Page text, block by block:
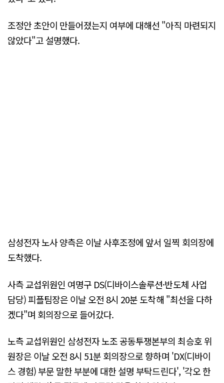
조정안 초안이 만들어졌는지 여부에 대해선 "아직 마련되지
않았다"고 설명했다.
삼성전자 노사 양측은 이날 사후조정에 앞서 일찍 회의장에
도착했다.
사측 교섭위원인 여명구 DS(디바이스솔루션·반도체 사업
담당) 피플팀장은 이날 오전 8시 20분 도착해 "최선을 다하
겠다"며 회의장으로 들어갔다.
노측 교섭위원인 삼성전자 노조 공동투쟁본부의 최승호 위
원장은 이날 오전 8시 51분 회의장으로 향하며 'DX(디바이
스 경험) 부문 말한 부분에 대한 설명 부탁드린다', '각오 한